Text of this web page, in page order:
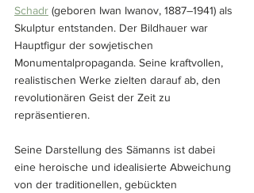
Schadr (geboren Iwan Iwanov, 1887–1941) als
Skulptur entstanden. Der Bildhauer war
Hauptfigur der sowjetischen
Monumentalpropaganda. Seine kraftvollen,
realistischen Werke zielten darauf ab, den
revolutionären Geist der Zeit zu
repräsentieren.
Seine Darstellung des Sämanns ist dabei
eine heroische und idealisierte Abweichung
von der traditionellen, gebückten